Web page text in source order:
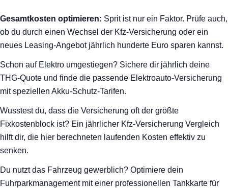
Gesamtkosten optimieren: Sprit ist nur ein Faktor. Prüfe auch,
ob du durch einen Wechsel der Kfz-Versicherung oder ein
neues Leasing-Angebot jährlich hunderte Euro sparen kannst.
Schon auf Elektro umgestiegen? Sichere dir jährlich deine
THG-Quote und finde die passende Elektroauto-Versicherung
mit speziellen Akku-Schutz-Tarifen.
Wusstest du, dass die Versicherung oft der größte
Fixkostenblock ist? Ein jährlicher Kfz-Versicherung Vergleich
hilft dir, die hier berechneten laufenden Kosten effektiv zu
senken.
Du nutzt das Fahrzeug gewerblich? Optimiere dein
Fuhrparkmanagement mit einer professionellen Tankkarte für